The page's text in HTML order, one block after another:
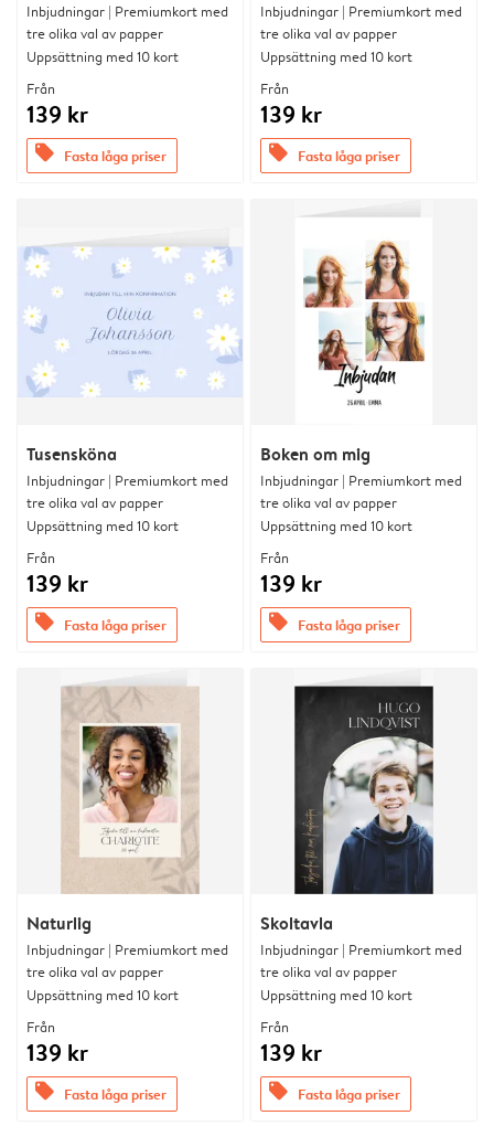
Inbjudningar | Premiumkort med
tre olika val av papper
Uppsättning med 10 kort
Från
139 kr
offers Fasta låga priser
Inbjudningar | Premiumkort med
tre olika val av papper
Uppsättning med 10 kort
Från
139 kr
offers Fasta låga priser
Tusensköna
Inbjudningar | Premiumkort med
tre olika val av papper
Uppsättning med 10 kort
Från
139 kr
offers Fasta låga priser
Boken om mig
Inbjudningar | Premiumkort med
tre olika val av papper
Uppsättning med 10 kort
Från
139 kr
offers Fasta låga priser
Naturlig
Inbjudningar | Premiumkort med
tre olika val av papper
Uppsättning med 10 kort
Från
139 kr
offers Fasta låga priser
Skoltavla
Inbjudningar | Premiumkort med
tre olika val av papper
Uppsättning med 10 kort
Från
139 kr
offers Fasta låga priser